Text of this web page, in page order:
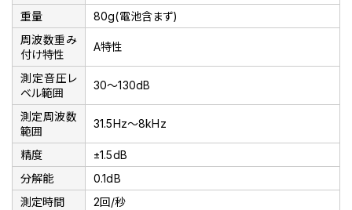
重量
80g(電池含まず)
周波数重み
付け特性
A特性
測定音圧レ
ベル範囲
30～130dB
測定周波数
範囲
31.5Hz～8kHz
精度
±1.5dB
分解能
0.1dB
測定時間
2回/秒